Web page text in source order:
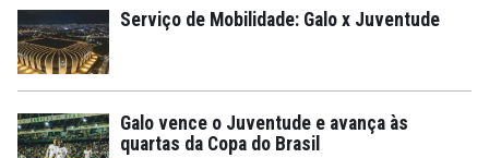
Serviço de Mobilidade: Galo x Juventude
Galo vence o Juventude e avança às
quartas da Copa do Brasil